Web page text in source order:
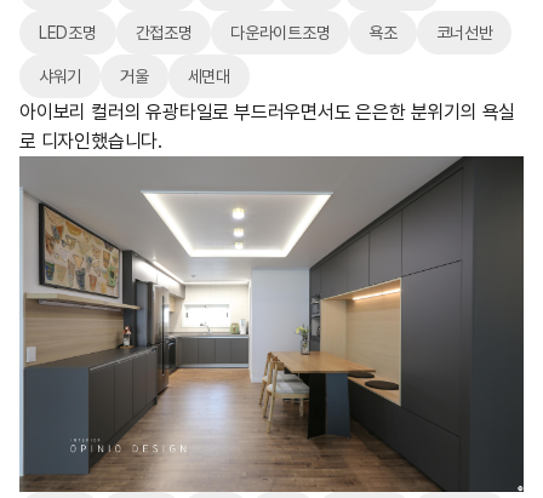
LED조명 간접조명 다운라이트조명 욕조 코너선반
샤워기 거울 세면대
아이보리 컬러의 유광타일로 부드러우면서도 은은한 분위기의 욕실
로 디자인했습니다.